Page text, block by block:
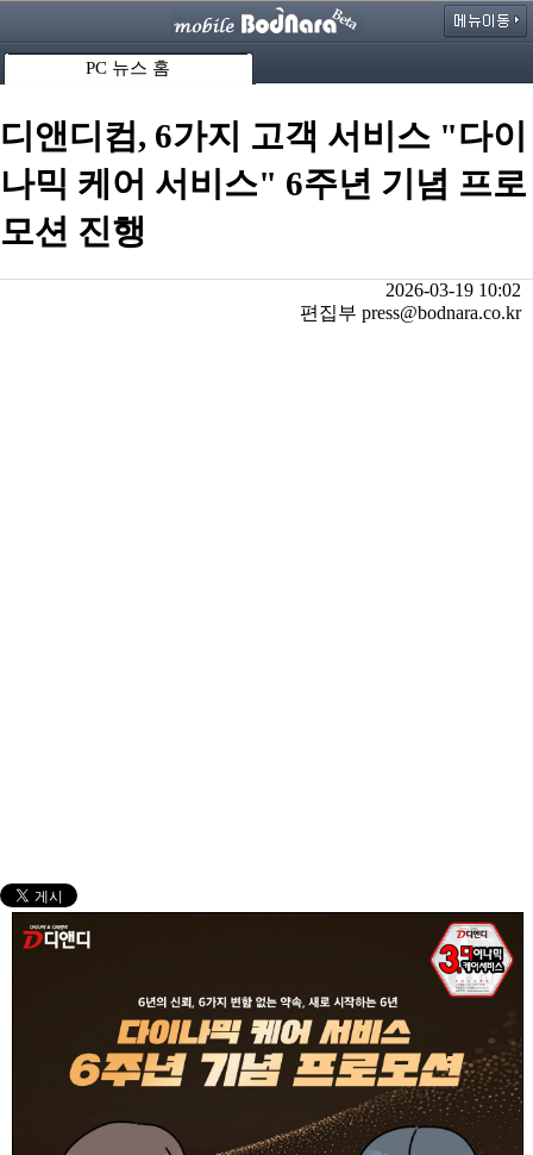
PC 뉴스 홈
디앤디컴, 6가지 고객 서비스 "다이
나믹 케어 서비스" 6주년 기념 프로
모션 진행
2026-03-19 10:02
편집부 press@bodnara.co.kr